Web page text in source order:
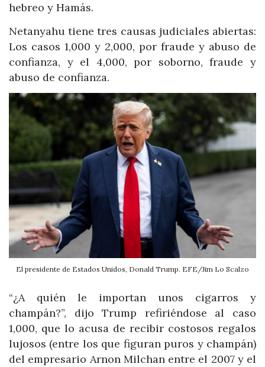
hebreo y Hamás.
Netanyahu tiene tres causas judiciales abiertas:
Los casos 1,000 y 2,000, por fraude y abuso de
confianza, y el 4,000, por soborno, fraude y
abuso de confianza.
El presidente de Estados Unidos, Donald Trump. EFE/Jim Lo Scalzo
“¿A quién le importan unos cigarros y
champán?”, dijo Trump refiriéndose al caso
1,000, que lo acusa de recibir costosos regalos
lujosos (entre los que figuran puros y champán)
del empresario Arnon Milchan entre el 2007 y el